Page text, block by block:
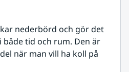
nederbörd och gör det
tid och rum. Den är
när man vill ha koll på